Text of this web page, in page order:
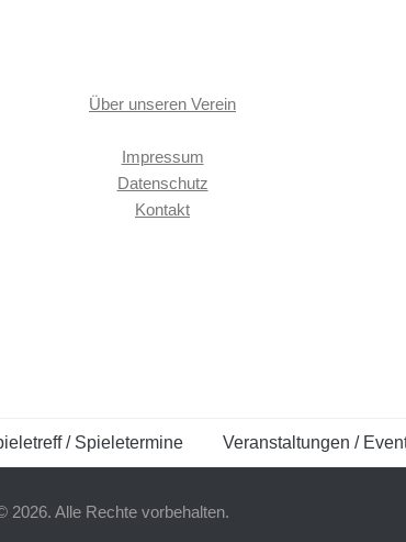
Über unseren Verein
Impressum
Datenschutz
Kontakt
/ Spieletermine Veranstaltungen /
2026. Alle Rechte vorbehalten.